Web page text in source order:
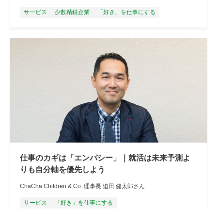
サービス 少数精鋭企業 「好き」を仕事にする
仕事のカギは「エンパシー」｜就活は未来予測よ
りも自分軸を優先しよう
ChaCha Children & Co. 理事長 迫田 健太郎さん
サービス 「好き」を仕事にする